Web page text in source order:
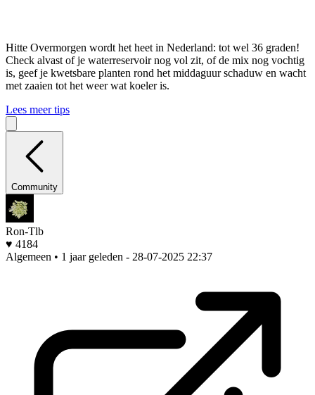
Hitte Overmorgen wordt het heet in Nederland: tot wel 36 graden!
Check alvast of je waterreservoir nog vol zit, of de mix nog vochtig
is, geef je kwetsbare planten rond het middaguur schaduw en wacht
met zaaien tot het weer wat koeler is.
Lees meer tips
Community
Ron-Tlb
♥ 4184
Algemeen • 1 jaar geleden - 28-07-2025 22:37